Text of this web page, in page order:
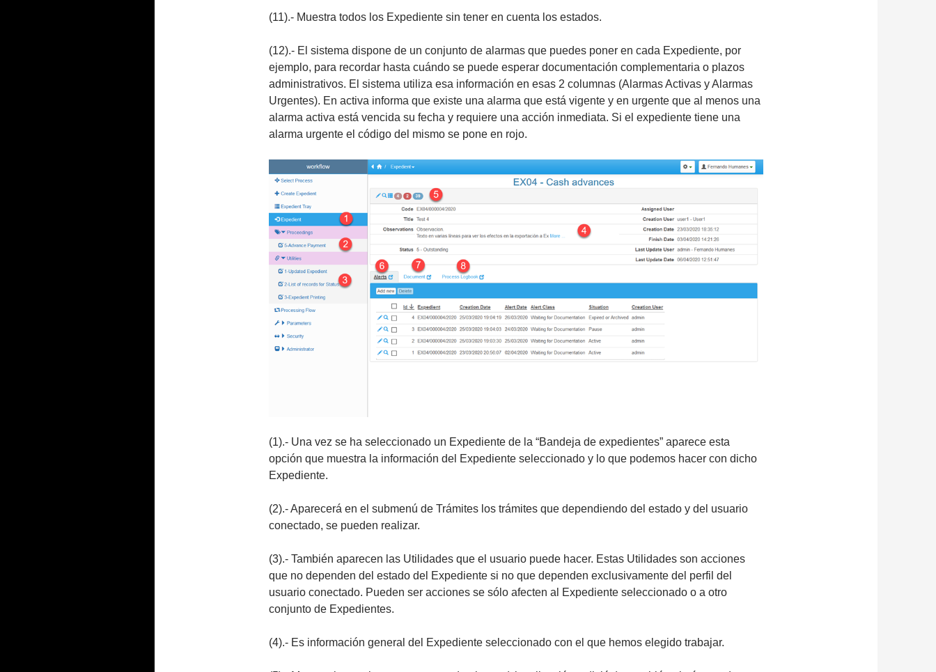
(11).- Muestra todos los Expediente sin tener en cuenta los estados.
(12).- El sistema dispone de un conjunto de alarmas que puedes poner en cada Expediente, por
ejemplo, para recordar hasta cuándo se puede esperar documentación complementaria o plazos
administrativos. El sistema utiliza esa información en esas 2 columnas (Alarmas Activas y Alarmas
Urgentes). En activa informa que existe una alarma que está vigente y en urgente que al menos una
alarma activa está vencida su fecha y requiere una acción inmediata. Si el expediente tiene una
alarma urgente el código del mismo se pone en rojo.
(1).- Una vez se ha seleccionado un Expediente de la “Bandeja de expedientes” aparece esta
opción que muestra la información del Expediente seleccionado y lo que podemos hacer con dicho
Expediente.
(2).- Aparecerá en el submenú de Trámites los trámites que dependiendo del estado y del usuario
conectado, se pueden realizar.
(3).- También aparecen las Utilidades que el usuario puede hacer. Estas Utilidades son acciones
que no dependen del estado del Expediente si no que dependen exclusivamente del perfil del
usuario conectado. Pueden ser acciones se sólo afecten al Expediente seleccionado o a otro
conjunto de Expedientes.
(4).- Es información general del Expediente seleccionado con el que hemos elegido trabajar.